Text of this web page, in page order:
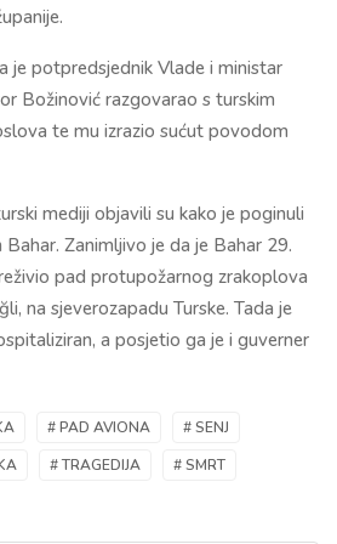
je potpredsjednik Vlade i ministar
Božinović razgovarao s turskim
te mu izrazio sućut povodom
mediji objavili su kako je poginuli
Zanimljivo je da je Bahar 29.
pad protupožarnog zrakoplova
na sjeverozapadu Turske. Tada je
a posjetio ga je i guverner
# PAD AVIONA
# SENJ
# TRAGEDIJA # SMRT